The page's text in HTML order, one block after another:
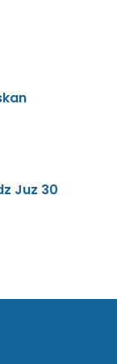
Juz 30